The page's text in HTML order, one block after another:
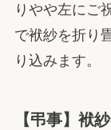
りやや左にご
で袱紗を折り
り込みます。
【弔事】袱